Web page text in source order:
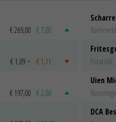
€ 269,00 € 7,00
€ 1,09 ~ € 1,11
€ 197,00 € 2,00
Barneveld
PotatoNL
Uien
DCA